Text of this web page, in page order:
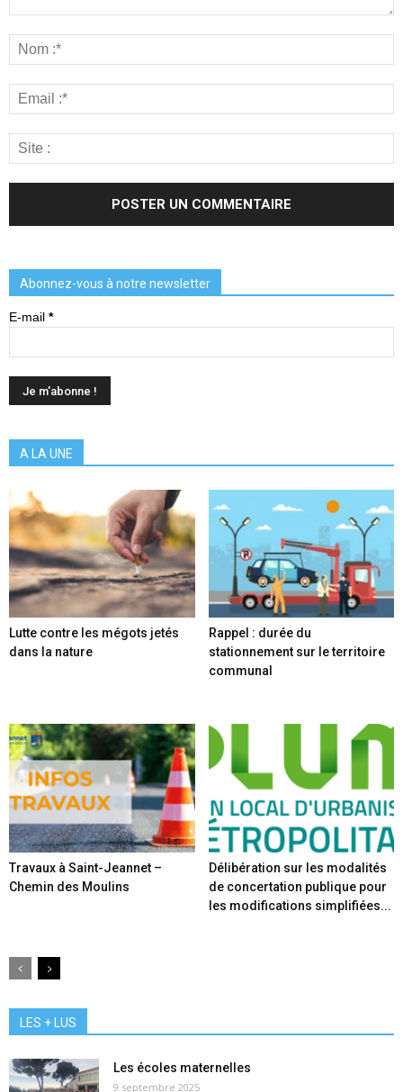
Abonnez-vous à notre newsletter
E-mail *
A LA UNE
Lutte contre les mégots jetés
dans la nature
Rappel : durée du
stationnement sur le territoire
communal
Travaux à Saint-Jeannet –
Chemin des Moulins
Délibération sur les modalités
de concertation publique pour
les modifications simplifiées...
LES + LUS
Les écoles maternelles
9 septembre 2025